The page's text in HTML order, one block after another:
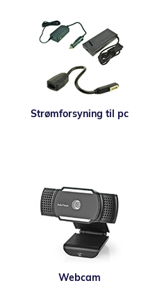
Strømforsyning til pc
Webcam